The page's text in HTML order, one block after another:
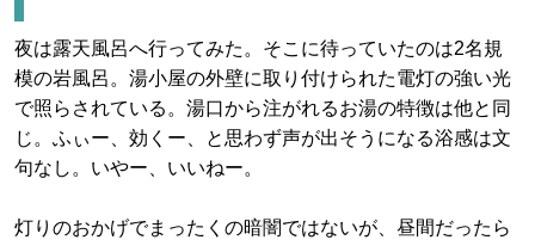
夜は露天風呂へ行ってみた。そこに待っていたのは2名規
模の岩風呂。湯小屋の外壁に取り付けられた電灯の強い光
で照らされている。湯口から注がれるお湯の特徴は他と同
じ。ふぃー、効くー、と思わず声が出そうになる浴感は文
句なし。いやー、いいねー。
灯りのおかげでまったくの暗闇ではないが、昼間だったら